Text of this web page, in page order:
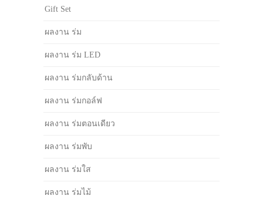
Gift Set
ผลงาน ร่ม
ผลงาน ร่ม LED
ผลงาน ร่มกลับด้าน
ผลงาน ร่มกอล์ฟ
ผลงาน ร่มตอนเดียว
ผลงาน ร่มพับ
ผลงาน ร่มใส
ผลงาน ร่มไม้